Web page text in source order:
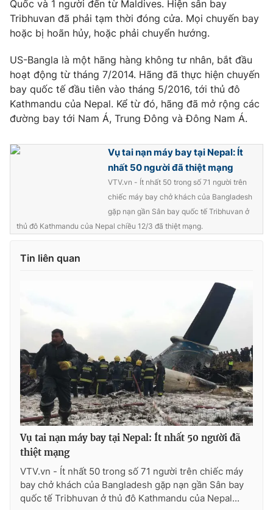
Quốc và 1 người đến từ Maldives. Hiện sân bay
Tribhuvan đã phải tạm thời đóng cửa. Mọi chuyến bay
hoặc bị hoãn hủy, hoặc phải chuyển hướng.
US-Bangla là một hãng hàng không tư nhân, bắt đầu
hoạt động từ tháng 7/2014. Hãng đã thực hiện chuyến
bay quốc tế đầu tiên vào tháng 5/2016, tới thủ đô
Kathmandu của Nepal. Kể từ đó, hãng đã mở rộng các
đường bay tới Nam Á, Trung Đông và Đông Nam Á.
Vụ tai nạn máy bay tại Nepal: Ít
nhất 50 người đã thiệt mạng
VTV.vn - Ít nhất 50 trong số 71 người trên
chiếc máy bay chở khách của Bangladesh
gặp nạn gần Sân bay quốc tế Tribhuvan ở
thủ đô Kathmandu của Nepal chiều 12/3 đã thiệt mạng.
Tin liên quan
Vụ tai nạn máy bay tại Nepal: Ít nhất 50 người đã
thiệt mạng
VTV.vn - Ít nhất 50 trong số 71 người trên chiếc máy
bay chở khách của Bangladesh gặp nạn gần Sân bay
quốc tế Tribhuvan ở thủ đô Kathmandu của Nepal...